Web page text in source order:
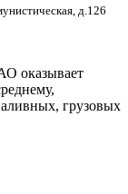
д.126
оказывает
грузовых